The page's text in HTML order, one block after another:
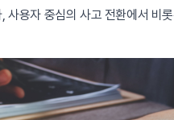
용자 중심의 사고 전환에서